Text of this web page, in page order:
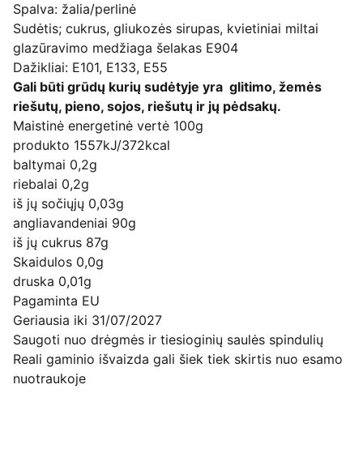
Spalva: žalia/perlinė
Sudėtis; cukrus, gliukozės sirupas, kvietiniai miltai
glazūravimo medžiaga šelakas E904
Dažikliai: E101, E133, E55
Gali būti grūdų kurių sudėtyje yra glitimo, žemės
riešutų, pieno, sojos, riešutų ir jų pėdsakų.
Maistinė energetinė vertė 100g
produkto 1557kJ/372kcal
baltymai 0,2g
riebalai 0,2g
iš jų sočiųjų 0,03g
angliavandeniai 90g
iš jų cukrus 87g
Skaidulos 0,0g
druska 0,01g
Pagaminta EU
Geriausia iki 31/07/2027
Saugoti nuo drėgmės ir tiesioginių saulės spindulių
Reali gaminio išvaizda gali šiek tiek skirtis nuo esamo
nuotraukoje